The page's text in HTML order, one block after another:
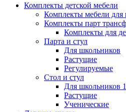
Комплекты детской мебели
Комплекты мебели для
Комплекты парт
Комплекты для
Парта и стул
Для школьников
Растущие
Регулируемые
Стол и стул
Для школьников 1
Растущие
Ученические